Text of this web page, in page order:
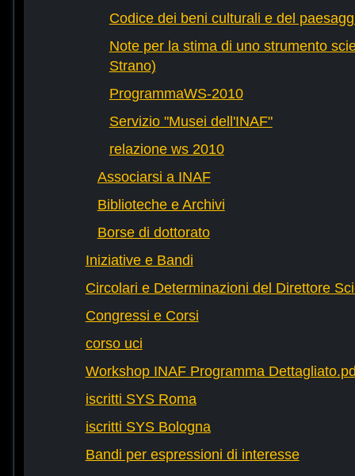
Codice dei beni culturali e del
Note per la stima di uno strumento
Strano)
ProgrammaWS-2010
Servizio "Musei dell'INAF"
relazione ws 2010
Associarsi a INAF
Biblioteche e Archivi
Borse di dottorato
Iniziative e Bandi
Circolari e Determinazioni del Direttore
Congressi e Corsi
corso uci
Workshop INAF Programma
iscritti SYS Roma
iscritti SYS Bologna
Bandi per espressioni di interesse